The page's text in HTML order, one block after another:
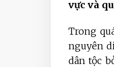
vực và
Trong
nguyên
dân tộc